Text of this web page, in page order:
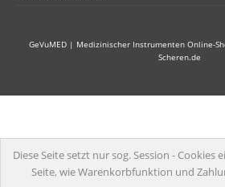
GeVuMED | Medizinischer Instrumenten Online-
Scheren.de
Diese Seite setzt nur sog. Session -
Seite, wie Warenkorbfunktion und